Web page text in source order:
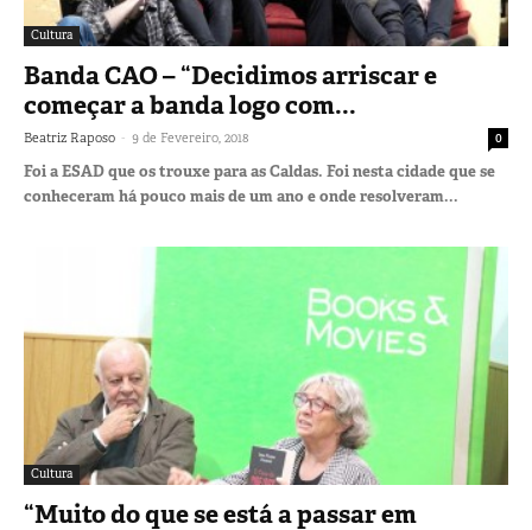
Cultura
Banda CAO – “Decidimos arriscar e
começar a banda logo com...
Beatriz Raposo - 9 de Fevereiro, 2018 0
Foi a ESAD que os trouxe para as Caldas. Foi nesta cidade que se
conheceram há pouco mais de um ano e onde resolveram...
Cultura
“Muito do que se está a passar em